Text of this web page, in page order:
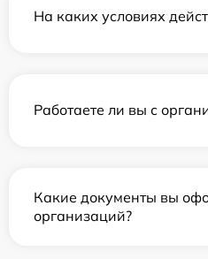
На каких условиях
Работаете ли вы с
Какие документы вы
организаций?